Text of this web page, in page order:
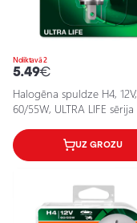
Noliktavā 2
5.49€
Halogēna spuldze H4, 12V,
60/55W, ULTRA LIFE sērija
UZ GROZU